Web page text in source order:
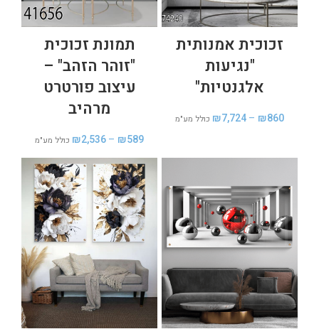
זכוכית אמנותית
"נגיעות
אלגנטיות"
₪860
–
₪7,724 כולל מע"מ
תמונת זכוכית
"זוהר הזהב" –
עיצוב פורטרט
מרהיב
₪589
–
₪2,536 כולל מע"מ